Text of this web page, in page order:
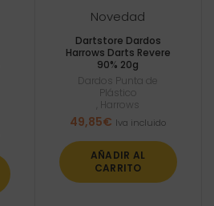
Novedad
Dartstore Dardos
Harrows Darts Revere
90% 20g
Dardos Punta de
Plástico
Harrows
49,85€ Iva incluido
AÑADIR AL
CARRITO